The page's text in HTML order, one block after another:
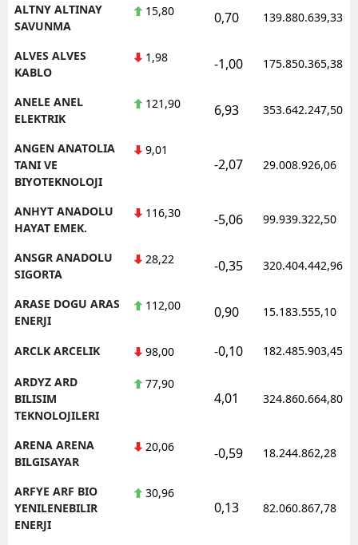
ALTNY ALTINAY
SAVUNMA
15,80 0,70 139.880.639,33
ALVES ALVES
KABLO
1,98 -1,00 175.850.365,38
ANELE ANEL
ELEKTRIK
121,90 6,93 353.642.247,50
ANGEN ANATOLIA
TANI VE
BIYOTEKNOLOJI
9,01
-2,07 29.008.926,06
ANHYT ANADOLU
HAYAT EMEK.
116,30 -5,06 99.939.322,50
ANSGR ANADOLU
SIGORTA
28,22 -0,35 320.404.442,96
ARASE DOGU ARAS
ENERJI
112,00 0,90 15.183.555,10
ARCLK ARCELIK 98,00 -0,10 182.485.903,45
ARDYZ ARD
BILISIM
TEKNOLOJILERI
77,90
4,01 324.860.664,80
ARENA ARENA
BILGISAYAR
20,06 -0,59 18.244.862,28
ARFYE ARF BIO
YENILENEBILIR
ENERJI
30,96
0,13 82.060.867,78